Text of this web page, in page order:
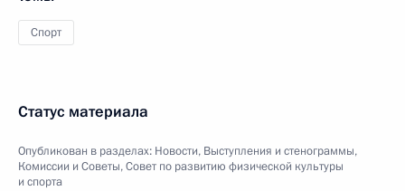
Спорт
Статус материала
Опубликован в разделах: Новости, Выступления и стенограммы,
Комиссии и Советы,Совет по развитию физической культуры
и спорта